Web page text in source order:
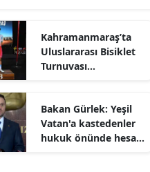
Kahramanmaraş’ta
Uluslararası Bisiklet
Turnuvası
Bakan Gürlek: Yeşil
Vatan'a kastedenler
hukuk önünde hesap